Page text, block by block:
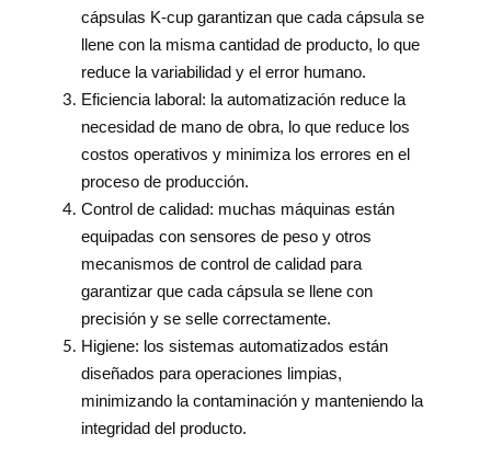
cápsulas K-cup garantizan que cada cápsula se
llene con la misma cantidad de producto, lo que
reduce la variabilidad y el error humano.
Eficiencia laboral: la automatización reduce la
necesidad de mano de obra, lo que reduce los
costos operativos y minimiza los errores en el
proceso de producción.
Control de calidad: muchas máquinas están
equipadas con sensores de peso y otros
mecanismos de control de calidad para
garantizar que cada cápsula se llene con
precisión y se selle correctamente.
Higiene: los sistemas automatizados están
diseñados para operaciones limpias,
minimizando la contaminación y manteniendo la
integridad del producto.